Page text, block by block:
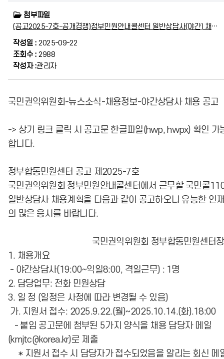
첨부파일
(공고2025-7호-공개경쟁)정부민원안내콜센터 일반상담사(야간) 채용 공고.pdf
작성일 : 2025-09-22
조회수 : 2988
작성자 :관리자
국민권익위원회-뉴스소식-채용정보-야간상담사 채용 공고
-> 상기 링크 클릭 시 공고문 한글파일(hwp, hwpx) 확인 가
합니다.
정부합동민원센터 공고 제2025-7호
국민권익위원회 정부민원안내콜센터에서 근무할 국민콜
일반상담사 채용계획을 다음과 같이 공고하오니 유능한 인
의 많은 응시를 바랍니다.
국민권익위원회 정부합동민원센터장
1. 채용개요
- 야간상담사(19:00~익일8:00, 격일근무) : 1명
2. 담당업무: 전화 민원상담
3. 일 정 (일정은 사정에 따라 변경될 수 있음)
가. 지원서 접수: 2025.9.22.(월)~2025.10.14.(화).18:00
- 붙임 공고문에 첨부된 5가지 양식을 채용 담당자 메일
(kmjtc@korea.kr)로 제출
* 지원서 접수 시 담당자가 접수되었음을 알리는 회신 메